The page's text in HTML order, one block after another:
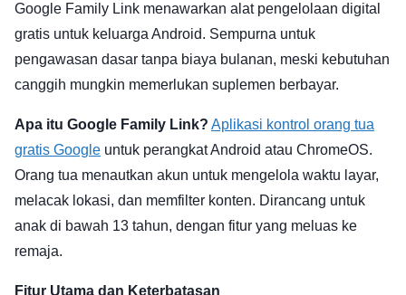
Google Family Link menawarkan alat pengelolaan digital
gratis untuk keluarga Android. Sempurna untuk
pengawasan dasar tanpa biaya bulanan, meski kebutuhan
canggih mungkin memerlukan suplemen berbayar.
Apa itu Google Family Link? Aplikasi kontrol orang tua
gratis Google untuk perangkat Android atau ChromeOS.
Orang tua menautkan akun untuk mengelola waktu layar,
melacak lokasi, dan memfilter konten. Dirancang untuk
anak di bawah 13 tahun, dengan fitur yang meluas ke
remaja.
Fitur Utama dan Keterbatasan